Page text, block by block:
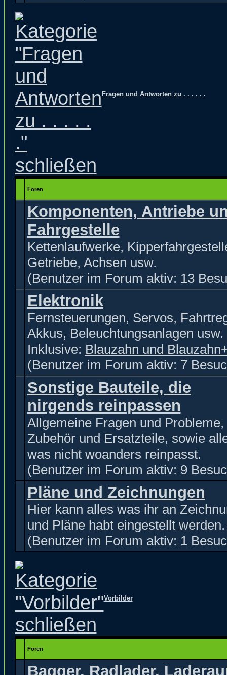
Fragen und Antworten zu . . . . . .
Foren
Komponenten, Antriebe
Fahrgestelle
Kettenlaufwerke,
Getriebe, Achsen usw.
(Benutzer im Forum aktiv: 13
Elektronik
Fernsteuerungen, Servos,
Akkus, Beleuchtungsanlagen usw.
Inklusive: Blauzahn und
(Benutzer im Forum aktiv: 7
Sonstige Bauteile, die
nirgends reinpassen
Allgemeine Fragen und Probleme,
Zubehör und Ersatzteile, sowie
was nicht woanders reinpasst.
(Benutzer im Forum aktiv: 9
Pläne und Zeichnungen
Hier kann alles was ihr an
und Pläne habt eingestellt werden.
(Benutzer im Forum aktiv: 1
Vorbilder
Foren
Bagger, Radlader,